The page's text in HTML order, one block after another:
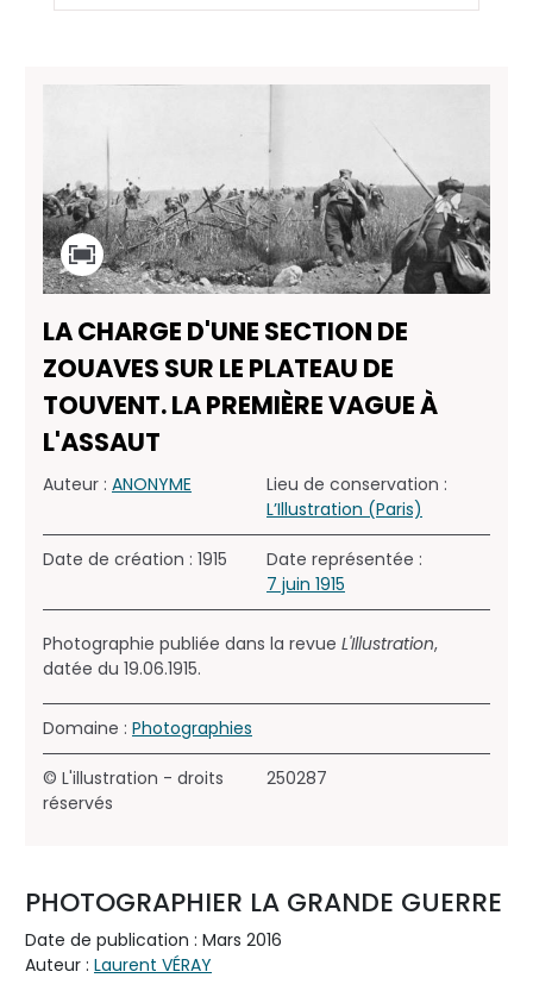
LA CHARGE D'UNE SECTION DE
ZOUAVES SUR LE PLATEAU DE
TOUVENT. LA PREMIÈRE VAGUE À
L'ASSAUT
Auteur : ANONYME
Lieu de conservation :
L’Illustration (Paris)
Date de création : 1915
Date représentée :
7 juin 1915
Photographie publiée dans la revue L'Illustration,
datée du 19.06.1915.
Domaine : Photographies
© L'illustration - droits
réservés
250287
PHOTOGRAPHIER LA GRANDE GUERRE
Date de publication : Mars 2016
Auteur : Laurent VÉRAY